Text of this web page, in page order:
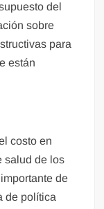
del
sobre
para
están
costo en
salud de los
de
de política